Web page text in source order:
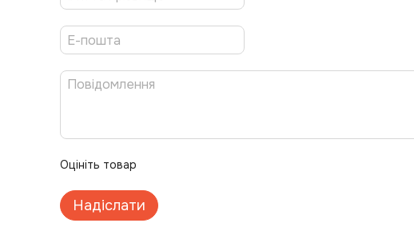
Оцініть товар
Надіслати